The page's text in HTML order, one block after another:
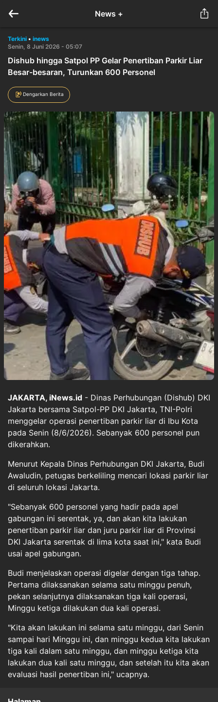
News +
Terkini • inews
Senin, 8 Juni 2026 - 05:07
Dishub hingga Satpol PP Gelar Penertiban Parkir Liar
Besar-besaran, Turunkan 600 Personel
Dengarkan Berita
JAKARTA, iNews.id - Dinas Perhubungan (Dishub) DKI
Jakarta bersama Satpol-PP DKI Jakarta, TNI-Polri
menggelar operasi penertiban parkir liar di Ibu Kota
pada Senin (8/6/2026). Sebanyak 600 personel pun
dikerahkan.
Menurut Kepala Dinas Perhubungan DKI Jakarta, Budi
Awaludin, petugas berkeliling mencari lokasi parkir liar
di seluruh lokasi Jakarta.
"Sebanyak 600 personel yang hadir pada apel
gabungan ini serentak, ya, dan akan kita lakukan
penertiban parkir liar dan juru parkir liar di Provinsi
DKI Jakarta serentak di lima kota saat ini," kata Budi
usai apel gabungan.
Budi menjelaskan operasi digelar dengan tiga tahap.
Pertama dilaksanakan selama satu minggu penuh,
pekan selanjutnya dilaksanakan tiga kali operasi,
Minggu ketiga dilakukan dua kali operasi.
"Kita akan lakukan ini selama satu minggu, dari Senin
sampai hari Minggu ini, dan minggu kedua kita lakukan
tiga kali dalam satu minggu, dan minggu ketiga kita
lakukan dua kali satu minggu, dan setelah itu kita akan
evaluasi hasil penertiban ini," ucapnya.